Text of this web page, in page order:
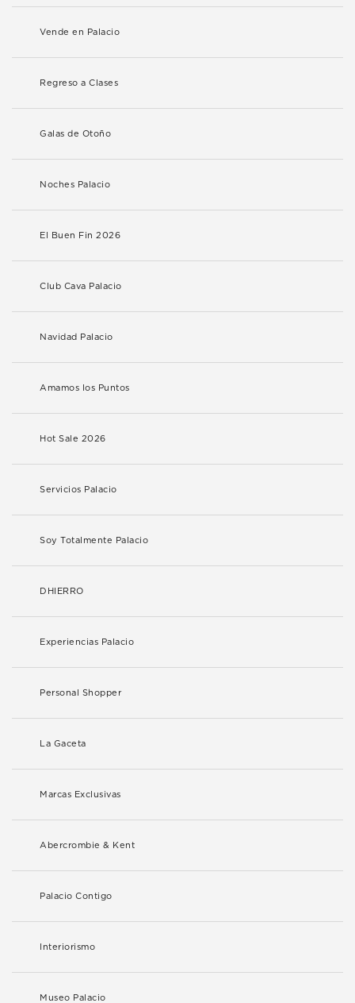
Vende en Palacio
Regreso a Clases
Galas de Otoño
Noches Palacio
El Buen Fin 2026
Club Cava Palacio
Navidad Palacio
Amamos los Puntos
Hot Sale 2026
Servicios Palacio
Soy Totalmente Palacio
DHIERRO
Experiencias Palacio
Personal Shopper
La Gaceta
Marcas Exclusivas
Abercrombie & Kent
Palacio Contigo
Interiorismo
Museo Palacio